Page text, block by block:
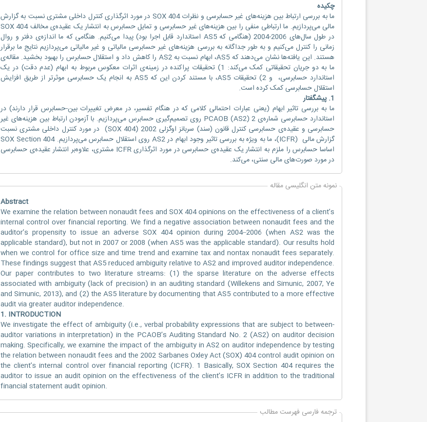
چکیده
ما به بررسی ارتباط بین هزینه‌های غیر حسابرسی و نظرات SOX 404 در مورد اثرگذاری کنترل داخلی مشتری نسبت به گزارش
مالی می‌پردازیم. ما ارتباطی منفی را بین هزینه‌های غیر حسابرسی و تمایل حسابرس به انتشار یک عقیده‌ی مخالف SOX 404
در طول سال‌های 2006-2004 (هنگامی که AS5 استاندارد قابل اجرا بود) پیدا می‌کنیم. هنگامی که ما اندازه‌ی دفتر و روال
زمانی را کنترل می‌کنیم و به طور جداگانه به بررسی هزینه‌های غیر حسابرسی مالیاتی و غیر مالیاتی می‌پردازیم نتایج ما برقرار
هستند. این یافته‌ها نشان می‌دهند که AS5، ابهام نسبت به AS2 را کاهش داد و استقلال حسابرس را بهبود بخشید. مقاله‌ی
ما به دو جریان تحقیقاتی کمک می‌کند: 1) تحقیقات پراکنده در زمینه‌ی اثرات معکوس مربوط به ابهام (عدم دقت) در یک
استاندارد حسابرسی، و 2) تحقیقات AS5، با مستند کردن این که AS5 به انجام یک حسابرسی موثرتر از طریق افزایش
استقلال حسابرسی کمک کرده است.
1. پیشگفتار
ما به بررسی تاثیر ابهام (یعنی عبارات احتمالی کلامی که در هنگام تفسیر، در معرض تغییرات بین-حسابرس قرار دارند) در
استاندارد حسابرسی شماره‌ی 2 (AS2) PCAOB روی تصمیم‌گیری حسابرس می‌پردازیم. با آزمودن ارتباط بین هزینه‌های غیر
حسابرسی و عقیده‌ی حسابرسی کنترل قانون (سند) سربانز اوگزلی 2002 (SOX 404) در مورد کنترل داخلی مشتری نسبت
گزارش مالی (ICFR)، ما به ویژه به بررسی تاثیر وجود ابهام در AS2 روی استقلال حسابرس می‌پردازیم. SOX Section 404
اساسا حسابرس را ملزم به انتشار یک عقیده‌ی حسابرسی در مورد اثرگذاری ICFR مشتری، علاوه‌بر انتشار عقیده‌ی حسابرسی
در مورد صورت‌های مالی سنتی، می‌کند.
نمونه متن انگلیسی مقاله
Abstract
We examine the relation between nonaudit fees and SOX 404 opinions on the effectiveness of a client’s
internal control over financial reporting. We find a negative association between nonaudit fees and the
auditor’s propensity to issue an adverse SOX 404 opinion during 2004–2006 (when AS2 was the
applicable standard), but not in 2007 or 2008 (when AS5 was the applicable standard). Our results hold
when we control for office size and time trend and examine tax and nontax nonaudit fees separately.
These findings suggest that AS5 reduced ambiguity relative to AS2 and improved auditor independence.
Our paper contributes to two literature streams: (1) the sparse literature on the adverse effects
associated with ambiguity (lack of precision) in an auditing standard (Willekens and Simunic, 2007, Ye
and Simunic, 2013), and (2) the AS5 literature by documenting that AS5 contributed to a more effective
audit via greater auditor independence.
1. INTRODUCTION
We investigate the effect of ambiguity (i.e., verbal probability expressions that are subject to between-
auditor variations in interpretation) in the PCAOB’s Auditing Standard No. 2 (AS2) on auditor decision
making. Specifically, we examine the impact of the ambiguity in AS2 on auditor independence by testing
the relation between nonaudit fees and the 2002 Sarbanes Oxley Act (SOX) 404 control audit opinion on
the client’s internal control over financial reporting (ICFR). 1 Basically, SOX Section 404 requires the
auditor to issue an audit opinion on the effectiveness of the client’s ICFR in addition to the traditional
financial statement audit opinion.
ترجمه فارسی فهرست مطالب